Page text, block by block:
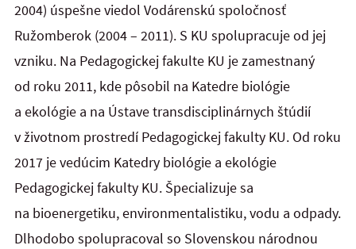
2004) úspešne viedol Vodárenskú spoločnosť
Ružomberok (2004 – 2011). S KU spolupracuje od jej
vzniku. Na Pedagogickej fakulte KU je zamestnaný
od roku 2011, kde pôsobil na Katedre biológie
a ekológie a na Ústave transdisciplinárnych štúdií
v životnom prostredí Pedagogickej fakulty KU. Od roku
2017 je vedúcim Katedry biológie a ekológie
Pedagogickej fakulty KU. Špecializuje sa
na bioenergetiku, environmentalistiku, vodu a odpady.
Dlhodobo spolupracoval so Slovenskou národnou